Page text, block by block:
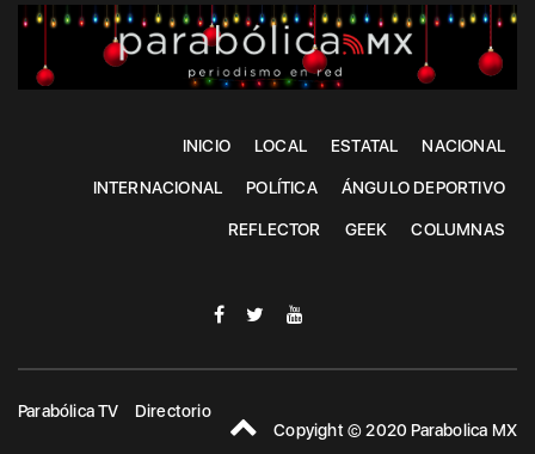
INICIO LOCAL ESTATAL NACIONAL
INTERNACIONAL POLÍTICA ÁNGULO DEPORTIVO
REFLECTOR GEEK COLUMNAS
Parabólica TV
Directorio
Copyight © 2020 Parabolica MX